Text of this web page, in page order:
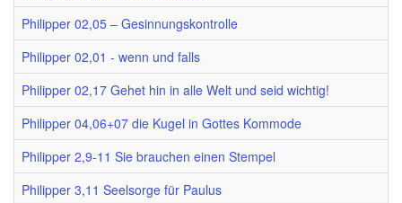
Philipper 02,05 – Gesinnungskontrolle
Philipper 02,01 - wenn und falls
Philipper 02,17 Gehet hin in alle Welt und seid wichtig!
Philipper 04,06+07 die Kugel in Gottes Kommode
Philipper 2,9-11 Sie brauchen einen Stempel
Philipper 3,11 Seelsorge für Paulus